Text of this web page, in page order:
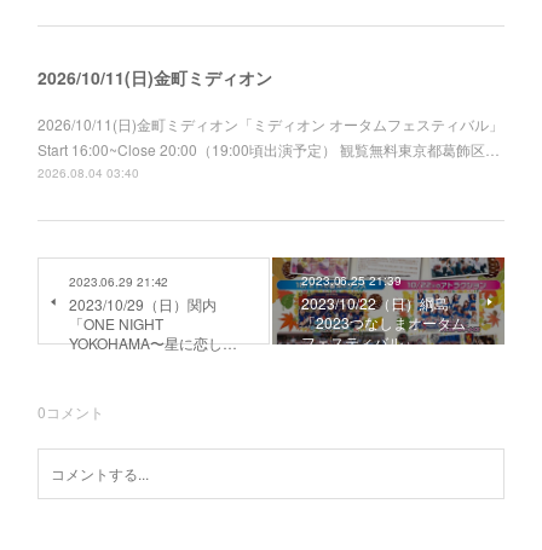
2026/10/11(日)金町ミディオン
2026/10/11(日)金町ミディオン「ミディオン オータムフェスティバル」
Start 16:00~Close 20:00（19:00頃出演予定） 観覧無料東京都葛飾区…
2026.08.04 03:40
2023.06.29 21:42
2023/10/29（日）関内
「ONE NIGHT
YOKOHAMA〜星に恋し…
2023.06.25 21:39
2023/10/22（日）綱島
「2023つなしまオータム
フェスティバル」
0コメント